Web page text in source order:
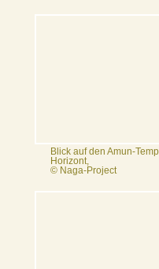
Blick auf den Amun-
Horizont,
© Naga-Project